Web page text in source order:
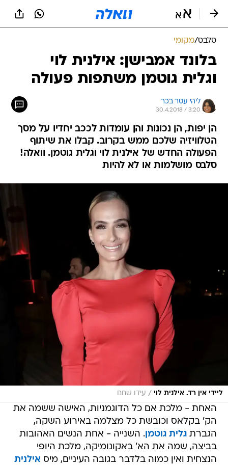
סלבס/מקומי
בלונד אמבישן: אילנית לוי
וגלית גוטמן משתפות פעולה
ליהי עטר בכר
30.4.2018 / 3:20
הן יפות, הן נכונות והן עומדות לככב יחדיו על מסך
הטלוויזיה שלכם ממש בקרוב. קבלו את שיתוף
הפעולה החדש של אילנית לוי וגלית גוטמן. וואלה!
סלבס מושלמות או לא להיות
ליידי אין רד. אילנית לוי / עידו שחם
האחת - מלכת אם כל הדוגמניות, האישה ששמה את
הק' בקלאס וכובשת כל מצלמה באירוע השקה,
הגברתגלית גוטמן. השנייה - אחת הנשים האהובות
בביצה, שמה את הא' באקונומיקה, מלכת היופי
הנצחית ואין כמוה בלדבר בגובה העיניים, מיס אילנית